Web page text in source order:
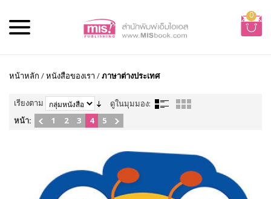
0
หน้าหลัก /หนังสือของเรา /ภาษาต่างประเทศ
เรียงตาม
ดูในมุมมอง:
หน้า:
1 2 3 4 5